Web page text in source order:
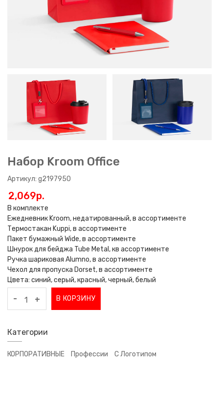
Набор Kroom Office
Артикул: g2197950
2,069p.
В комплекте
Ежедневник Kroom, недатированный, в ассортименте
Термостакан Kuppi, в ассортименте
Пакет бумажный Wide, в ассортименте
Шнурок для бейджа Tube Metal, кв ассортименте
Ручка шариковая Alumno, в ассортименте
Чехол для пропуска Dorset, в ассортименте
Цвета: синий, серый, красный, черный, белый
- + В КОРЗИНУ
Категории
КОРПОРАТИВНЫЕ Профессии С Логотипом